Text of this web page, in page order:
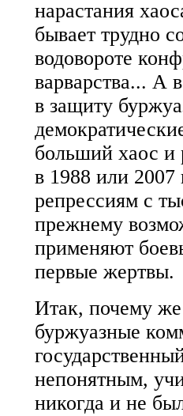
нарастания
бывает трудно
водовороте
варварства... А
в защиту
больший хаос и
в 1988 или 2007
репрессиям с
прежнему
применяют
первые жертвы.
Итак, почему
буржуазные
непонятным,
никогда и не